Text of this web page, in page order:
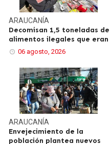
ARAUCANÍA
Decomisan 1,5 toneladas de
alimentos ilegales que eran
06 agosto, 2026
ARAUCANÍA
Envejecimiento de la
población plantea nuevos